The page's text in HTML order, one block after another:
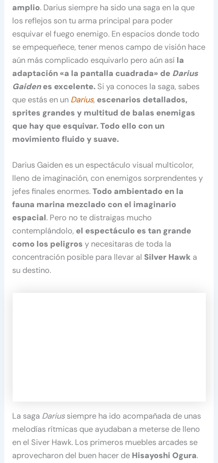
amplio. Darius siempre ha sido una saga en la que
los reflejos son tu arma principal para poder
esquivar el fuego enemigo. En espacios donde todo
se empequeñece, tener menos campo de visión hace
aún más complicado esquivarlo pero aún así la
adaptación «a la pantalla cuadrada» de Darius
Gaidenes excelente. Si ya conoces la saga, sabes
que estás en un Darius, escenarios detallados,
sprites grandes y multitud de balas enemigas
que hay que esquivar. Todo ello con un
movimiento fluido y suave.
Darius Gaiden es un espectáculo visual multicolor,
lleno de imaginación, con enemigos sorprendentes y
jefes finales enormes.Todo ambientado en la
fauna marina mezclado con el imaginario
espacial. Pero no te distraigas mucho
contemplándolo, el espectáculo es tan grande
como los peligros y necesitaras de toda la
concentración posible para llevar al Silver Hawk a
su destino.
La saga Dariussiempre ha ido acompañada de unas
melodías rítmicas que ayudaban a meterse de lleno
en el Siver Hawk. Los primeros muebles arcades se
aprovecharon del buen hacer de Hisayoshi Ogura.